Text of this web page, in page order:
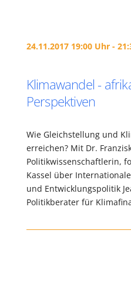
24.11.2017 19:00 Uhr -
Klimawandel -
Perspektiven
Wie Gleichstellung und
erreichen? Mit Dr.
Politikwissenschaftlerin,
Kassel über
und Entwicklungspolitik
Politikberater für